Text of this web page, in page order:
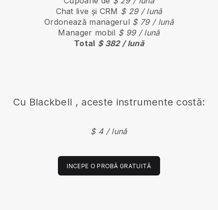
Chat live și CRM $ 29 / lună
Ordonează managerul $ 79 / lună
Manager mobil $ 99 / lună
Total $ 382 / lună
Cu Blackbell , aceste instrumente costă:
$ 4 / lună
INCEPE O PROBĂ GRATUITĂ